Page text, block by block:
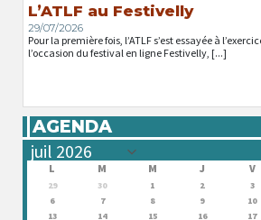
L’ATLF au Festivelly
29/07/2026
Pour la première fois, l’ATLF s’est essayée à
l’occasion du festival en ligne Festivelly, [...]
AGENDA
L M M J V
29 30 1 2 3
6
7 8 9 10
13
14 15 16 17